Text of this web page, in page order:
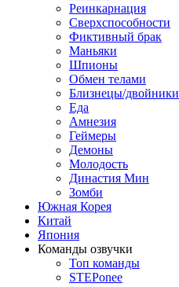
Реинкарнация
Сверхспособности
Фиктивный брак
Маньяки
Шпионы
Обмен телами
Близнецы/двойники
Еда
Амнезия
Геймеры
Демоны
Молодость
Династия Мин
Зомби
Южная Корея
Китай
Япония
Команды озвучки
Топ команды
STEPonee